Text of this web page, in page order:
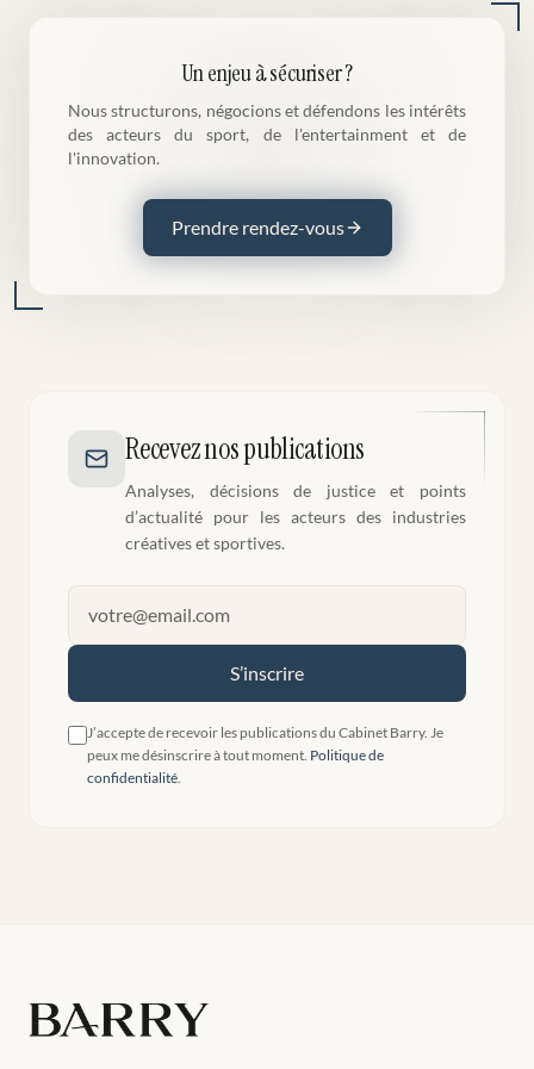
Un enjeu à sécuriser ?
Nous structurons, négocions et défendons les intérêts
des acteurs du sport, de l'entertainment et de
l'innovation.
Prendre rendez-vous
Recevez nos publications
Analyses, décisions de justice et points
d’actualité pour les acteurs des industries
créatives et sportives.
S’inscrire
J’accepte de recevoir les publications du Cabinet Barry. Je
peux me désinscrire à tout moment. Politique de
confidentialité.